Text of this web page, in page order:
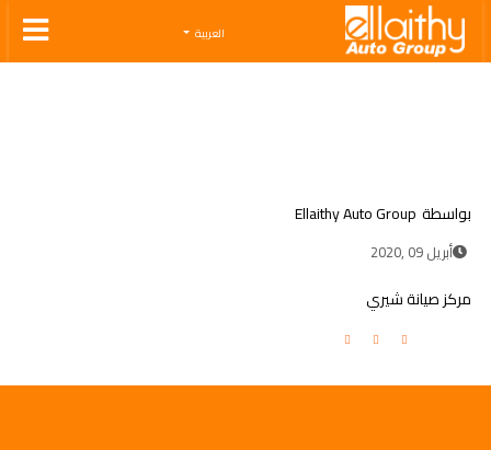
Ellaithy Auto Group
العربية
بواسطة Ellaithy Auto Group
أبريل 09 ,2020
مركز صيانة شيري